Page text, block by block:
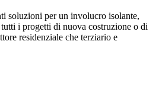
soluzioni per un involucro isolante,
i progetti di nuova costruzione o di
residenziale che terziario e